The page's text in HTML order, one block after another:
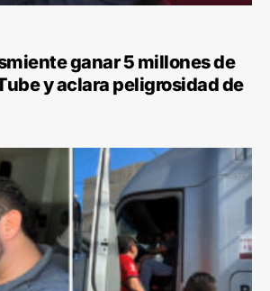
ganar 5 millones de
y aclara peligrosidad de